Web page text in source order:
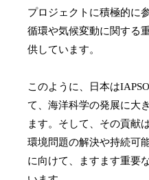
プロジェクトに積極的に
循環や気候変動に関する
供しています。
このように、日本は
て、海洋科学の発展に大
ます。そして、その貢献
環境問題の解決や持続可
に向けて、ますます重要